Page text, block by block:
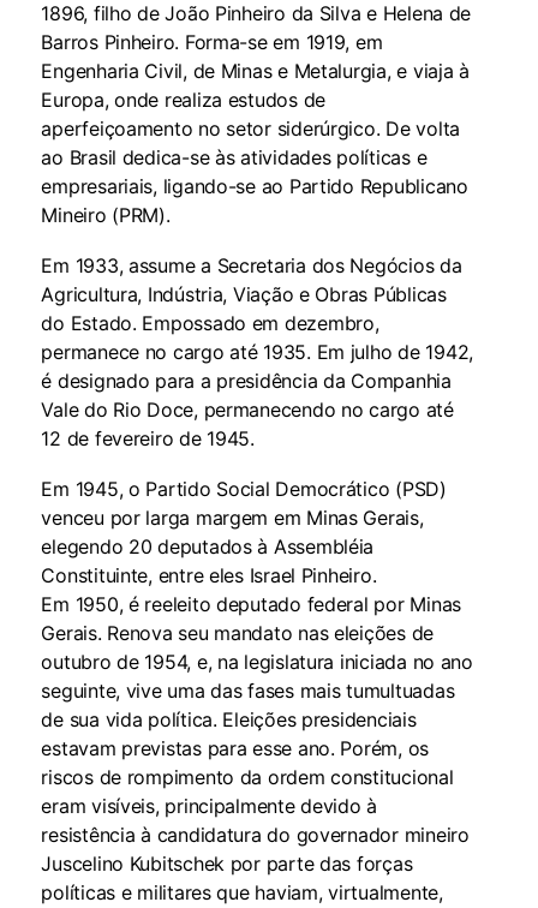
1896, filho de João Pinheiro da Silva e Helena de
Barros Pinheiro. Forma-se em 1919, em
Engenharia Civil, de Minas e Metalurgia, e viaja à
Europa, onde realiza estudos de
aperfeiçoamento no setor siderúrgico. De volta
ao Brasil dedica-se às atividades políticas e
empresariais, ligando-se ao Partido Republicano
Mineiro (PRM).
Em 1933, assume a Secretaria dos Negócios da
Agricultura, Indústria, Viação e Obras Públicas
do Estado. Empossado em dezembro,
permanece no cargo até 1935. Em julho de 1942,
é designado para a presidência da Companhia
Vale do Rio Doce, permanecendo no cargo até
12 de fevereiro de 1945.
Em 1945, o Partido Social Democrático (PSD)
venceu por larga margem em Minas Gerais,
elegendo 20 deputados à Assembléia
Constituinte, entre eles Israel Pinheiro.
Em 1950, é reeleito deputado federal por Minas
Gerais. Renova seu mandato nas eleições de
outubro de 1954, e, na legislatura iniciada no ano
seguinte, vive uma das fases mais tumultuadas
de sua vida política. Eleições presidenciais
estavam previstas para esse ano. Porém, os
riscos de rompimento da ordem constitucional
eram visíveis, principalmente devido à
resistência à candidatura do governador mineiro
Juscelino Kubitschek por parte das forças
políticas e militares que haviam, virtualmente,